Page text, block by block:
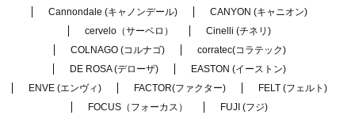
Cannondale (キャノンデール)
CANYON (キャニオン)
cervelo（サーベロ）
Cinelli (チネリ)
COLNAGO (コルナゴ)
corratec(コラテック)
DE ROSA (デローザ)
EASTON (イーストン)
ENVE (エンヴィ)
FACTOR(ファクター)
FELT (フェルト)
FOCUS（フォーカス）
FUJI (フジ)